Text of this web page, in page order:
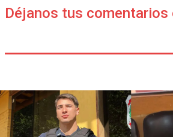
Déjanos tus comentarios